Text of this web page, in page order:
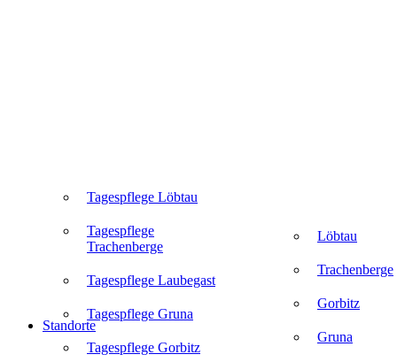
Tagespflege Löbtau
Tagespflege
Trachenberge
Tagespflege Laubegast
Tagespflege Gruna
Tagespflege Gorbitz
Löbtau
Trachenberge
Gorbitz
Gruna
Standorte